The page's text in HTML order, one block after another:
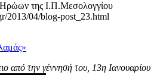
της Ι.Π.Μεσολογγίου
2013/04/blog-post_23.html
από την γέννησή του, 13η Ιανουαρίου